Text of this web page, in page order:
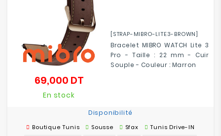
[STRAP-MIBRO-LITE3-BROWN]
Bracelet MIBRO WATCH Lite 3
Pro - Taille : 22 mm - Cuir
Souple - Couleur : Marron
69,000 DTPrix
En stock
Disponibilité
Boutique Tunis Sousse Sfax Tunis Drive-IN